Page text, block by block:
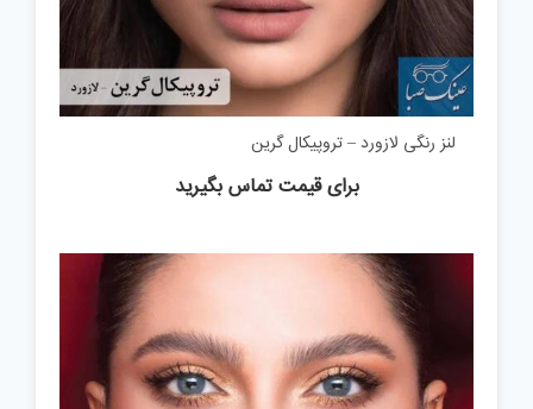
لنز رنگی لازورد – تروپیکال گرین
برای قیمت تماس بگیرید